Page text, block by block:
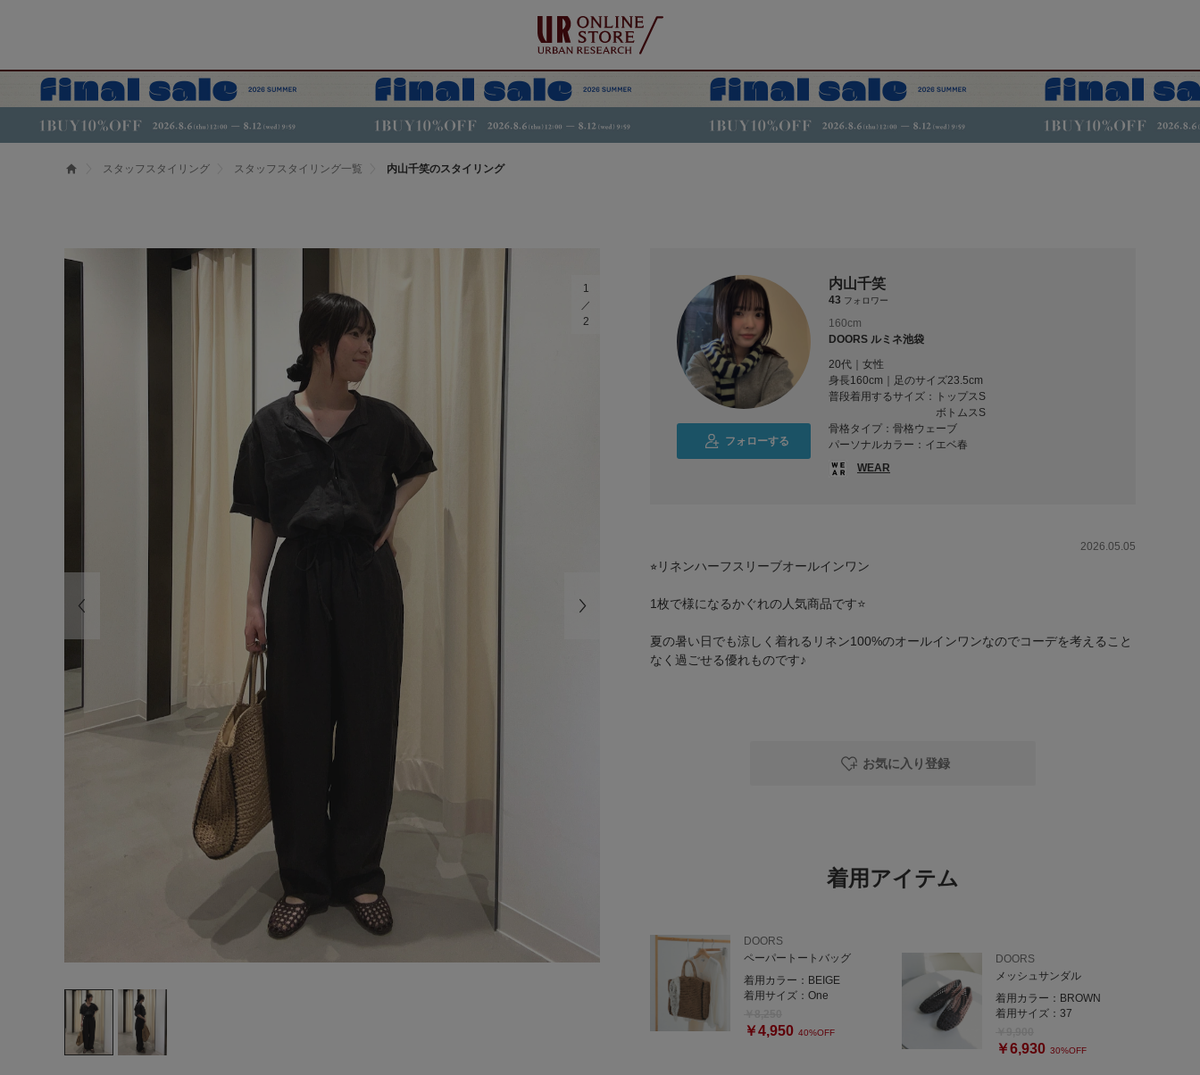
スタッフスタイリング スタッフスタイリング一覧 内山千笑のスタイリング
1
2
フォローする
内山千笑
43 フォロワー
160cm
DOORS ルミネ池袋
20代｜女性
身長160cm｜足のサイズ23.5cm
普段着用するサイズ：
トップスS
ボトムスS
骨格タイプ：骨格ウェーブ
パーソナルカラー：イエベ春
WEAR
2026.05.05
⭐︎リネンハーフスリーブオールインワン
1枚で様になるかぐれの人気商品です⭐️
夏の暑い日でも涼しく着れるリネン100%のオールインワンなのでコーデを考えること
なく過ごせる優れものです♪
お気に入り登録
着用アイテム
DOORS
ペーパートートバッグ
着用カラー： BEIGE
着用サイズ： One
￥4,950 40%OFF
DOORS
メッシュサンダル
着用カラー： BROWN
着用サイズ： 37
￥6,930 30%OFF